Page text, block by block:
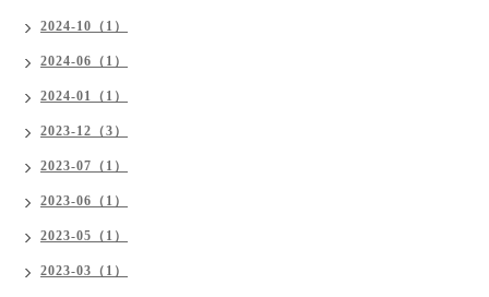
2024-10（1）
2024-06（1）
2024-01（1）
2023-12（3）
2023-07（1）
2023-06（1）
2023-05（1）
2023-03（1）